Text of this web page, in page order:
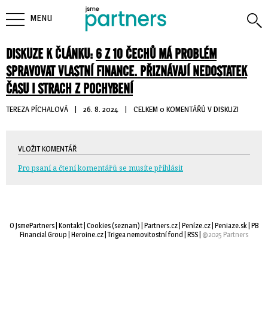
DISKUZE K ČLÁNKU: 6 Z 10 ČECHŮ MÁ PROBLÉM
SPRAVOVAT VLASTNÍ FINANCE. PŘIZNÁVAJÍ NEDOSTATEK
ČASU I STRACH Z POCHYBENÍ
TEREZA PÍCHALOVÁ | 26. 8. 2024 | CELKEM 0 KOMENTÁŘŮ V DISKUZI
VLOŽIT KOMENTÁŘ
Pro psaní a čtení komentářů se musíte přihlásit
MENU
O JsmePartners| Kontakt| Cookies(seznam) | Partners.cz| Peníze.cz| Peniaze.sk| PB
Financial Group | Heroine.cz| Trigea nemovitostní fond | RSS| ©2025 Partners